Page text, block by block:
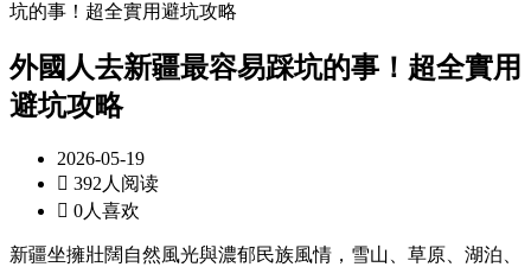
坑的事！超全實用避坑攻略
外國人去新疆最容易踩坑的事！超全實用
避坑攻略
2026-05-19
 392人阅读
 0人喜欢
新疆坐擁壯闊自然風光與濃郁民族風情，雪山、草原、湖泊、